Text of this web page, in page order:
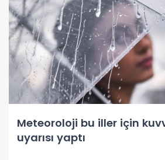
Meteoroloji bu iller için
uyarısı yaptı